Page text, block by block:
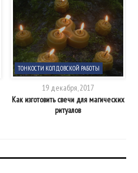
ТОНКОСТИ КОЛДОВСКОЙ РАБОТЫ
19 декабря, 2017
Как изготовить свечи для магических
ритуалов